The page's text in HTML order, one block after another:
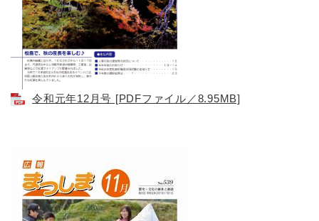
令和元年12月号 [PDFファイル／8.95MB]